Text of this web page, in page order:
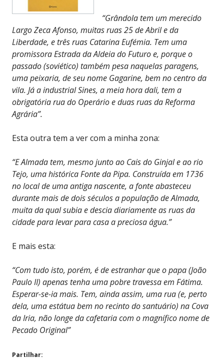
“Grândola tem um merecido
Largo Zeca Afonso, muitas ruas 25 de Abril e da
Liberdade, e três ruas Catarina Eufémia. Tem uma
promissora Estrada da Aldeia do Futuro e, porque o
passado (soviético) também pesa naquelas paragens,
uma peixaria, de seu nome Gagarine, bem no centro da
vila. Já a industrial Sines, a meia hora dali, tem a
obrigatória rua do Operário e duas ruas da Reforma
Agrária”.
Esta outra tem a ver com a minha zona:
“E Almada tem, mesmo junto ao Cais do Ginjal e ao rio
Tejo, uma histórica Fonte da Pipa. Construída em 1736
no local de uma antiga nascente, a fonte abasteceu
durante mais de dois séculos a população de Almada,
muita da qual subia e descia diariamente as ruas da
cidade para levar para casa a preciosa água.”
E mais esta:
“Com tudo isto, porém, é de estranhar que o papa (João
Paulo II) apenas tenha uma pobre travessa em Fátima.
Esperar-se-ia mais. Tem, ainda assim, uma rua (e, perto
dela, uma estátua bem no recinto do santuário) na Cova
da Iria, não longe da cafetaria com o magnífico nome de
Pecado Original”
Partilhar: